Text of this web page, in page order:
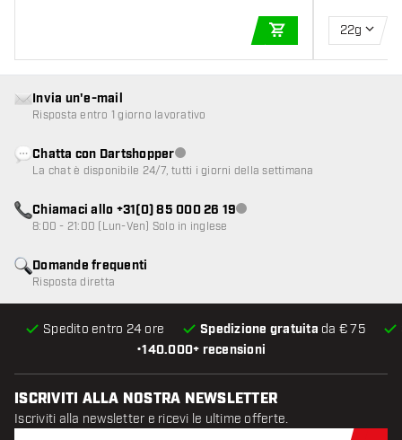
AGGIUNGI AL
22g
•140.000+ recensioni
Spedito entro 24 ore Spedizione gratuita da € 75
Domande frequenti
Risposta diretta
Invia un'e-mail
Risposta entro 1 giorno lavorativo
Chatta con DartshopperServizio clienti non disponibile
La chat è disponibile 24/7, tutti i giorni della settimana
Chiamaci allo +31(0) 85 000 26 19Servizio clienti non disponibile
8:00 - 21:00 (Lun-Ven) Solo in inglese
ISCRIVITI ALLA NOSTRA NEWSLETTER
Iscriviti alla newsletter e ricevi le ultime offerte.